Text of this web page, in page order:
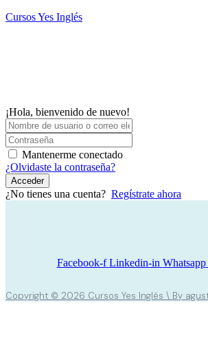
Saltar
Cursos Yes Inglés
¡Hola, bienvenido de nuevo!
Mantenerme conectado
¿Olvidaste la contraseña?
Acceder
¿No tienes una cuenta? Regístrate ahora
Facebook-f Linkedin-in Whatsapp
Copyright © 2026 Cursos Yes Inglés \ By